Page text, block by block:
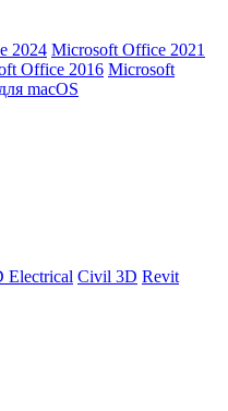
2024 Microsoft Office 2021
Office 2016 Microsoft
macOS
Electrical Civil 3D Revit